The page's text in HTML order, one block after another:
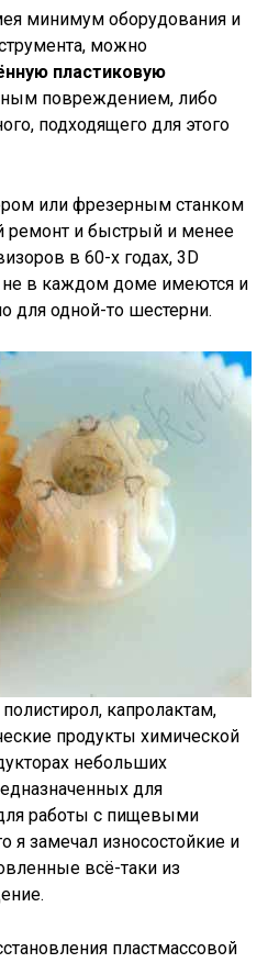
минимум оборудования и
можно
пластиковую
повреждением, либо
подходящего для этого
или фрезерным станком
ремонт и быстрый и менее
в 60-х годах, 3D
не в каждом доме имеются и
для одной-то шестерни.
капролактам,
продукты химической
небольших
для
работы с пищевыми
я замечал износостойкие и
всё-таки из
пластмассовой